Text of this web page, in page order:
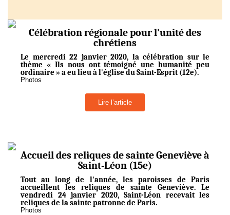
Célébration régionale pour l'unité des
chrétiens
Le mercredi 22 janvier 2020, la célébration sur le
thème « Ils nous ont témoigné une humanité peu
ordinaire » a eu lieu à l'église du Saint-Esprit (12e).
Photos
Lire l’article
Accueil des reliques de sainte Geneviève à
Saint-Léon (15e)
Tout au long de l'année, les paroisses de Paris
accueillent les reliques de sainte Geneviève. Le
vendredi 24 janvier 2020, Saint-Léon recevait les
reliques de la sainte patronne de Paris.
Photos